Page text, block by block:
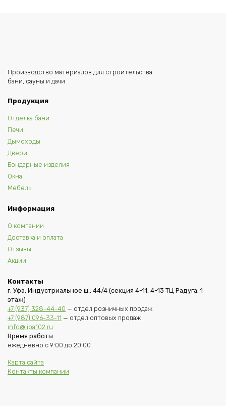
Производство материалов для строительства
бани, сауны и дачи
Продукция
Отделка бани
Печи
Дымоходы
Двери
Бондарные изделия
Окна
Мебель
Информация
О компании
Доставка и оплата
Отзывы
Акции
Контакты
г. Уфа, Индустриальное ш., 44/4 (секция 4-11, 4-13 ТЦ Радуга, 1
этаж)
+7 (937) 328-44-40 — отдел розничных продаж
+7 (987) 096-33-11 — отдел оптовых продаж
info@lipa102.ru
Время работы
ежедневно с 9:00 до 20:00
Карта сайта
Контакты компании